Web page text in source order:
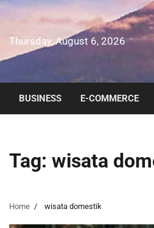
Skip
content
Thursday, August 6, 2026
BUSINESS E-COMMERCE
Tag: wisata
Home wisata domestik